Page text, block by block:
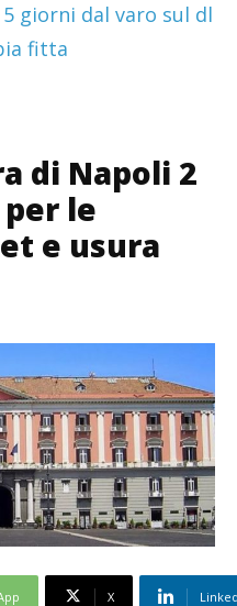
giorni dal varo sul dl
fitta
di Napoli 2
le
e usura
X